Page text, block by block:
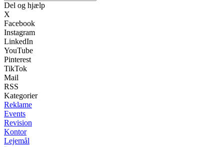
Del og hjælp
X
Facebook
Instagram
LinkedIn
YouTube
Pinterest
TikTok
Mail
RSS
Kategorier
Reklame
Events
Revision
Kontor
Lejemål